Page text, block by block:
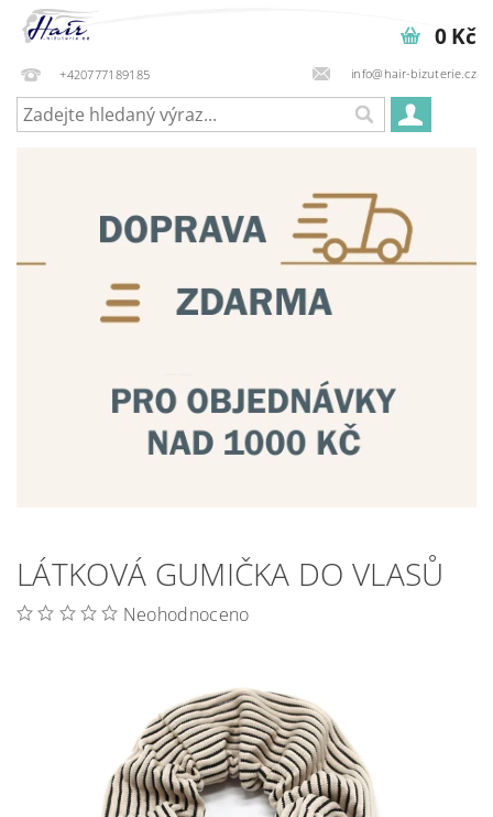
+420777189185 info@hair-bizuterie.cz
0 Kč
LÁTKOVÁ GUMIČKA DO VLASŮ
Neohodnoceno